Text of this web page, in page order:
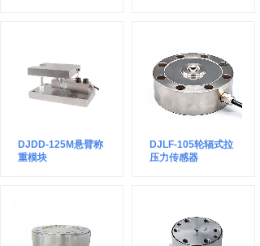
DJDD-125M悬臂称
重模块
DJLF-105轮辐式拉
压力传感器